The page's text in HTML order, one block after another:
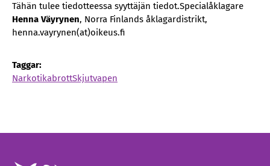
Tähän tulee tiedotteessa syyttäjän tiedot.Specialåklagare
Henna Väyrynen, Norra Finlands åklagardistrikt,
henna.vayrynen(at)oikeus.fi
Taggar:
NarkotikabrottSkjutvapen